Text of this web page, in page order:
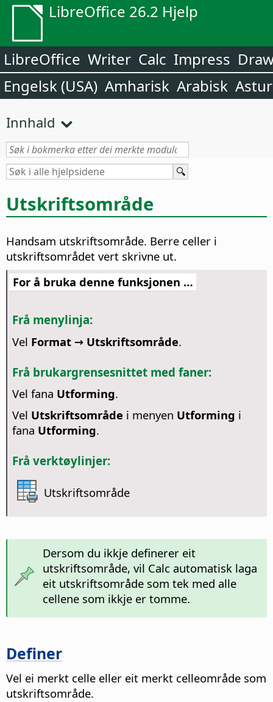
LibreOffice 26.2 Hjelp
LibreOffice Writer Calc Impress
Engelsk (USA) Amharisk Arabisk
Innhald
Utskriftsområde
Handsam utskriftsområde. Berre celler i
utskriftsområdet vert skrivne ut.
For å bruka denne funksjonen …
Frå menylinja:
Vel Format → Utskriftsområde.
Frå brukargrensesnittet med faner:
Vel fana Utforming.
Vel Utskriftsområde i menyen Utforming i
fana Utforming.
Frå verktøylinjer:
Utskriftsområde
Dersom du ikkje definerer eit
utskriftsområde, vil Calc automatisk laga
eit utskriftsområde som tek med alle
cellene som ikkje er tomme.
Definer
Vel ei merkt celle eller eit merkt celleområde som
utskriftsområde.